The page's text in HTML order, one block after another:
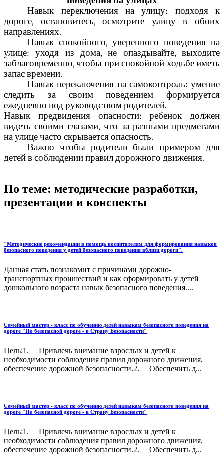
Навык переключения на улицу: подходя к
дороге, остановитесь, осмотрите улицу в обоих
направлениях.
Навык спокойного, уверенного поведения на
улице: уходя из дома, не опаздывайте, выходите
заблаговременно, чтобы при спокойной ходьбе иметь
запас времени.
Навык переключения на самоконтроль: умение
следить за своим поведением формируется
ежедневно под руководством родителей.
Навык предвидения опасности: ребенок должен
видеть своими глазами, что за разными предметами
на улице часто скрывается опасность.
Важно чтобы родители были примером для
детей в соблюдении правил дорожного движения.
По теме: методические разработки,
презентации и конспекты
"Методические рекомендации в помощь воспитателям для формирования навыков
безопасного поведения у детей безопасного поведения вблизи дороги".
Данная стать познакомит с причинами дорожно-
транспортных проишествий и как сформировать у детей
дошкольного возраста навык безопасного поведения....
Семейный мастер - класс по обучению детей навыкам безопасного поведения на
дороге "По безопасной дороге - в Страну Безопасности"
Цель:1. Привлечь внимание взрослых и детей к
необходимости соблюдения правил дорожного движения,
обеспечение дорожной безопасности.2. Обеспечить д...
Семейный мастер - класс по обучению детей навыкам безопасного поведения на
дороге "По безопасной дороге - в Страну Безопасности"
Цель:1. Привлечь внимание взрослых и детей к
необходимости соблюдения правил дорожного движения,
обеспечение дорожной безопасности.2. Обеспечить д...